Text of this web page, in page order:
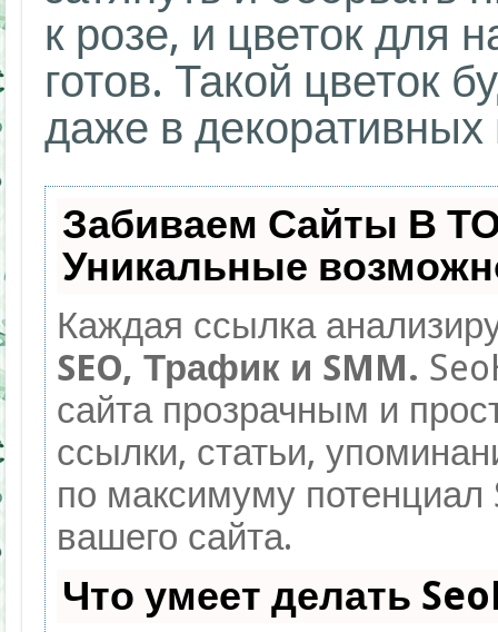
к розе, и цветок для
готов. Такой цветок
даже в декоративных
Забиваем Сайты В
Уникальные
Каждая ссылка
SEO, Трафик и SMM.
сайта прозрачным и
ссылки, статьи,
по максимуму
вашего сайта.
Что умеет делать